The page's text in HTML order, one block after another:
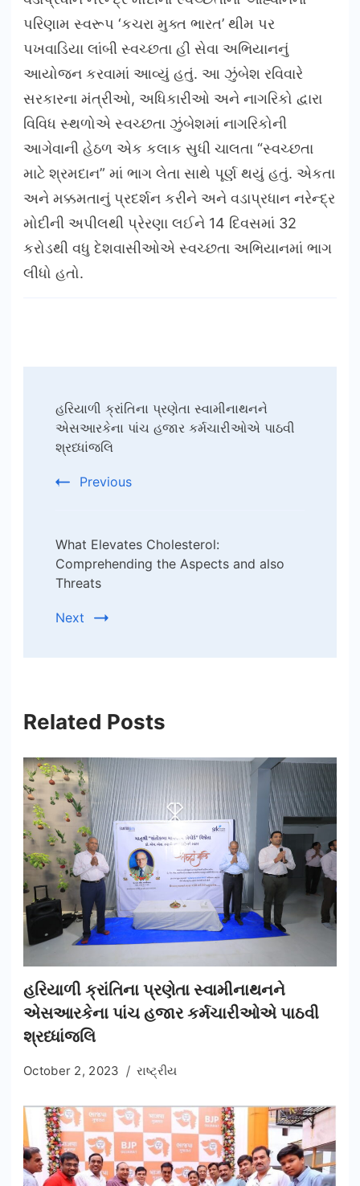
પરિણામ સ્વરૂપ ‘કચરા મુક્ત ભારત’ થીમ પર
પખવાડિયા લાંબી સ્વચ્છતા હી સેવા અભિયાનનું
આયોજન કરવામાં આવ્યું હતું. આ ઝુંબેશ રવિવારે
સરકારના મંત્રીઓ, અધિકારીઓ અને નાગરિકો દ્વારા
વિવિધ સ્થળોએ સ્વચ્છતા ઝુંબેશમાં નાગરિકોની
આગેવાની હેઠળ એક કલાક સુધી ચાલતા “સ્વચ્છતા
માટે શ્રમદાન” માં ભાગ લેતા સાથે પૂર્ણ થયું હતું. એકતા
અને મક્કમતાનું પ્રદર્શન કરીને અને વડાપ્રધાન નરેન્દ્ર
મોદીની અપીલથી પ્રેરણા લઈને 14 દિવસમાં 32
કરોડથી વધુ દેશવાસીઓએ સ્વચ્છતા અભિયાનમાં ભાગ
લીધો હતો.
Navigation
હરિયાળી ક્રાંતિના પ્રણેતા સ્વામીનાથનને
એસઆરકેના પાંચ હજાર કર્મચારીઓએ પાઠવી
શ્રધ્ધાંજલિ
Previous
What Elevates Cholesterol:
Comprehending the Aspects and also
Threats
Next
Related Posts
હરિયાળી ક્રાંતિના પ્રણેતા સ્વામીનાથનને
એસઆરકેના પાંચ હજાર કર્મચારીઓએ પાઠવી
શ્રધ્ધાંજલિ
October 2, 2023 રાષ્ટ્રીય